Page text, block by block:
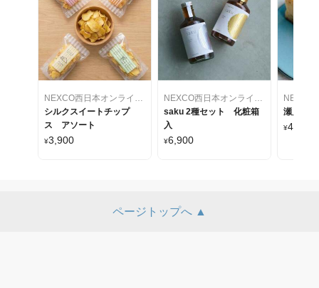
NEXCO西日本オンラインショップ～24のすぐれもの再発見～
シルクスイートチップ
ス アソート
¥3,900
NEXCO西日本オンラインショップ～24のすぐれもの再発見～
saku 2種セット 化粧箱
入
¥6,900
瀬戸内
¥4,600
ページトップへ ▲